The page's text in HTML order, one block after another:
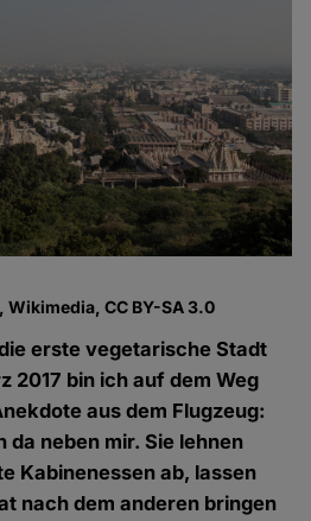
Wikimedia, CC BY-SA 3.0
erste vegetarische Stadt
2017 bin ich auf dem Weg
aus dem Flugzeug:
da neben mir. Sie lehnen
Kabinenessen ab, lassen
nach dem anderen bringen